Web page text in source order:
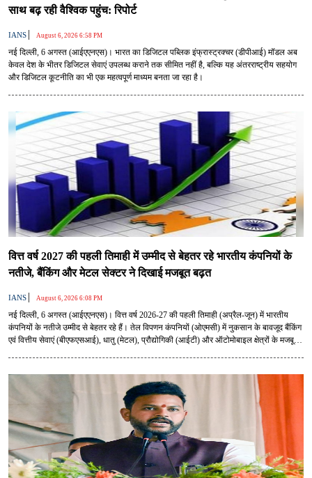
साथ बढ़ रही वैश्विक पहुंच: रिपोर्ट
IANS | August 6, 2026 6:58 PM
नई दिल्ली, 6 अगस्त (आईएएनएस)। भारत का डिजिटल पब्लिक इंफ्रास्ट्रक्चर (डीपीआई) मॉडल अब
केवल देश के भीतर डिजिटल सेवाएं उपलब्ध कराने तक सीमित नहीं है, बल्कि यह अंतरराष्ट्रीय सहयोग
और डिजिटल कूटनीति का भी एक महत्वपूर्ण माध्यम बनता जा रहा है।
वित्त वर्ष 2027 की पहली तिमाही में उम्मीद से बेहतर रहे भारतीय कंपनियों के
नतीजे, बैंकिंग और मेटल सेक्टर ने दिखाई मजबूत बढ़त
IANS | August 6, 2026 6:08 PM
नई दिल्ली, 6 अगस्त (आईएएनएस)। वित्त वर्ष 2026-27 की पहली तिमाही (अप्रैल-जून) में भारतीय
कंपनियों के नतीजे उम्मीद से बेहतर रहे हैं। तेल विपणन कंपनियों (ओएमसी) में नुकसान के बावजूद बैंकिंग
एवं वित्तीय सेवाएं (बीएफएसआई), धातु (मेटल), प्रौद्योगिकी (आईटी) और ऑटोमोबाइल क्षेत्रों के मजबूत